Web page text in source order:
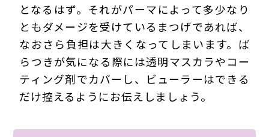
となるはず。それがパーマによって多少なり
ともダメージを受けているまつげであれば、
なおさら負担は大きくなってしまいます。ば
らつきが気になる際には透明マスカラやコー
ティング剤でカバーし、ビューラーはできる
だけ控えるようにお伝えしましょう。